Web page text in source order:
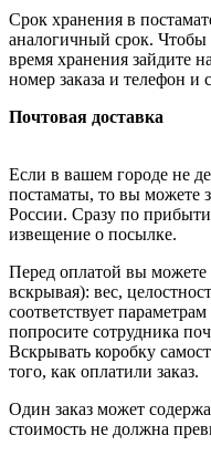
Срок хранения в
аналогичный срок.
время хранения зайдите
номер заказа и телефон и
Почтовая доставка
Если в вашем городе не
постаматы, то вы можете
России. Сразу по
извещение о посылке.
Перед оплатой вы можете
вскрывая): вес,
соответствует
попросите сотрудника
Вскрывать коробку
того, как оплатили заказ.
Один заказ может
стоимость не должна